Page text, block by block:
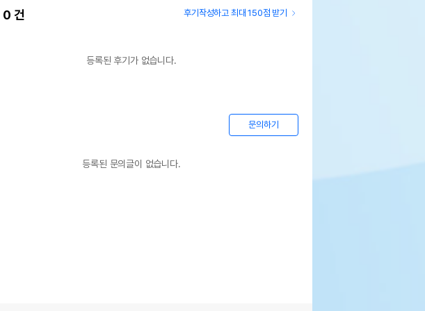
0 건 후기작성하고 최대 150점 받기
등록된 후기가 없습니다.
문의하기
등록된 문의글이 없습니다.